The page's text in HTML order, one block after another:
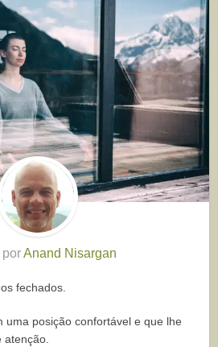
porAnand Nisargan
fechados.
uma posição confortável e que lhe
atenção.